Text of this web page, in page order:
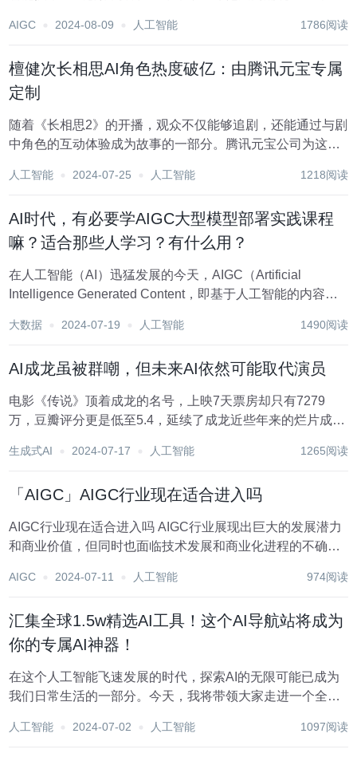
疑是AI领域的领头羊。在这些工具中，AI绘画工具以其广泛
AIGC 2024-08-09 人工智能 1786阅读
檀健次长相思AI角色热度破亿：由腾讯元宝专属
定制
随着《长相思2》的开播，观众不仅能够追剧，还能通过与剧
中角色的互动体验成为故事的一部分。腾讯元宝公司为这部
璟、相柳等进行对话和互动，甚至定制专属的AI角色。 这种
人工智能 2024-07-25 人工智能 1218阅读
AI时代，有必要学AIGC大型模型部署实践课程
嘛？适合那些人学习？有什么用？
在人工智能（AI）迅猛发展的今天，AIGC（Artificial
Intelligence Generated Content，即基于人工智能的内容自
着ChatGPT、Claude等大型语言模型的兴起，掌...
大数据 2024-07-19 人工智能 1490阅读
AI成龙虽被群嘲，但未来AI依然可能取代演员
电影《传说》顶着成龙的名号，上映7天票房却只有7279
万，豆瓣评分更是低至5.4，延续了成龙近些年来的烂片成
入场的技术亮点，也成为了劝退观众和影响电影观感的最大
生成式AI 2024-07-17 人工智能 1265阅读
「AIGC」AIGC行业现在适合进入吗
AIGC行业现在适合进入吗 AIGC行业展现出巨大的发展潜力
和商业价值，但同时也面临技术发展和商业化进程的不确定
趣，并且愿意适应行业的快速变化，现在可能是进入该行业
AIGC 2024-07-11 人工智能 974阅读
汇集全球1.5w精选AI工具！这个AI导航站将成为
你的专属AI神器！
在这个人工智能飞速发展的时代，探索AI的无限可能已成为
我们日常生活的一部分。今天，我将带领大家走进一个全新
航站，它不仅为你提供了一个发现和使用AI工具的便捷平
人工智能 2024-07-02 人工智能 1097阅读